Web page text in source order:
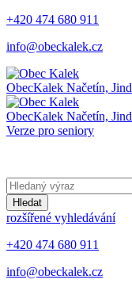
+420 474 680 911
info@obeckalek.cz
ObecKalek Načetín,
ObecKalek Načetín,
Verze pro seniory
Hledat
rozšířené vyhledávání
+420 474 680 911
info@obeckalek.cz